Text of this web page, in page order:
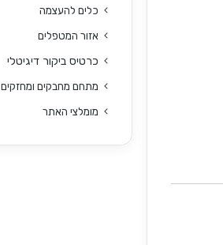
כלים להעצמה
אזור המטפלים
כרטיס ביקור דיגיטלי
מתחם מחבקים ומחזקים
מומלצי האתר